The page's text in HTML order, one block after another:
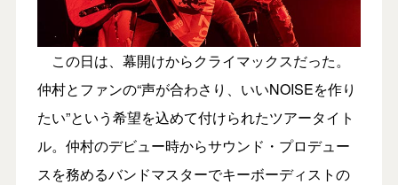
この日は、幕開けからクライマックスだった。
仲村とファンの“声が合わさり、いいNOISEを作り
たい”という希望を込めて付けられたツアータイト
ル。仲村のデビュー時からサウンド・プロデュー
スを務めるバンドマスターでキーボーディストの